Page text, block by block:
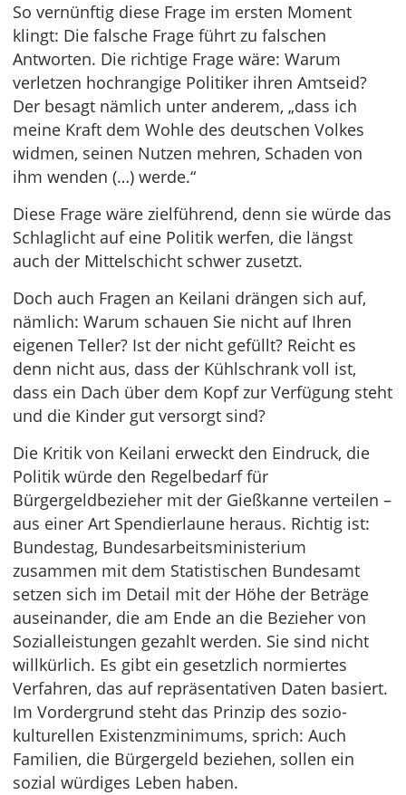
So vernünftig diese Frage im ersten Moment
klingt: Die falsche Frage führt zu falschen
Antworten. Die richtige Frage wäre: Warum
verletzen hochrangige Politiker ihren Amtseid?
Der besagt nämlich unter anderem, „dass ich
meine Kraft dem Wohle des deutschen Volkes
widmen, seinen Nutzen mehren, Schaden von
ihm wenden (…) werde.“
Diese Frage wäre zielführend, denn sie würde das
Schlaglicht auf eine Politik werfen, die längst
auch der Mittelschicht schwer zusetzt.
Doch auch Fragen an Keilani drängen sich auf,
nämlich: Warum schauen Sie nicht auf Ihren
eigenen Teller? Ist der nicht gefüllt? Reicht es
denn nicht aus, dass der Kühlschrank voll ist,
dass ein Dach über dem Kopf zur Verfügung steht
und die Kinder gut versorgt sind?
Die Kritik von Keilani erweckt den Eindruck, die
Politik würde den Regelbedarf für
Bürgergeldbezieher mit der Gießkanne verteilen –
aus einer Art Spendierlaune heraus. Richtig ist:
Bundestag, Bundesarbeitsministerium
zusammen mit dem Statistischen Bundesamt
setzen sich im Detail mit der Höhe der Beträge
auseinander, die am Ende an die Bezieher von
Sozialleistungen gezahlt werden. Sie sind nicht
willkürlich. Es gibt ein gesetzlich normiertes
Verfahren, das auf repräsentativen Daten basiert.
Im Vordergrund steht das Prinzip des sozio-
kulturellen Existenzminimums, sprich: Auch
Familien, die Bürgergeld beziehen, sollen ein
sozial würdiges Leben haben.